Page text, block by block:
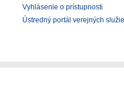
Vyhlásenie o prístupnosti
Ústredný portál verejných